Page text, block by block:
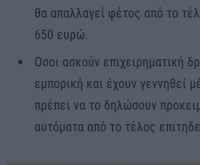
θα απαλλαγεί φέτος από το
650 ευρώ.
Οσοι ασκούν επιχειρηματική
εμπορική και έχουν γεννηθεί
πρέπει να το δηλώσουν
αυτόματα από το τέλος